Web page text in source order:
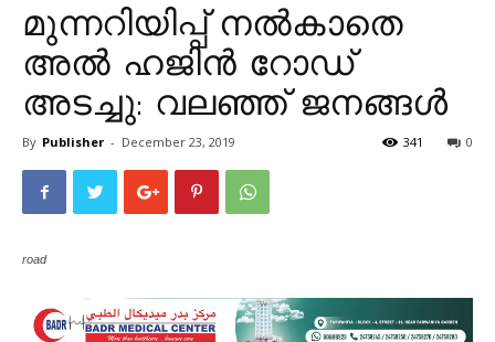
മുന്നറിയിപ്പ് നൽകാതെ
അൽ ഹജിൻ റോഡ്
അടച്ചു: വലഞ്ഞ് ജനങ്ങൾ
By Publisher - December 23, 2019 0
341
road